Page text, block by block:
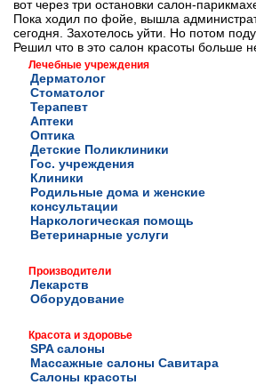
вот через три остановки салон-
Пока ходил по фойе, вышла
сегодня. Захотелось уйти. Но потом
Решил что в это салон красоты больше
Лечебные учреждения
Дерматолог
Стоматолог
Терапевт
Аптеки
Оптика
Детские Поликлиники
Гос. учреждения
Клиники
Родильные дома и женские
консультации
Наркологическая помощь
Ветеринарные услуги
Производители
Лекарств
Оборудование
Красота и здоровье
SPA салоны
Массажные салоны Савитара
Салоны красоты